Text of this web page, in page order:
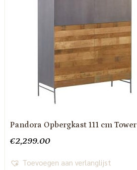
Pandora Opbergkast 111 cm
€2,299.00
Toevoegen aan verlanglijst